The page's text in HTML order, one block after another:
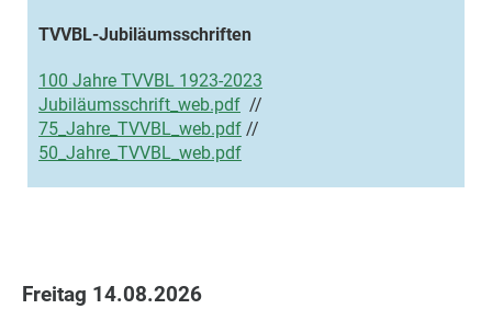
TVVBL-Jubiläumsschriften
100 Jahre TVVBL 1923-2023
Jubiläumsschrift_web.pdf //
75_Jahre_TVVBL_web.pdf //
50_Jahre_TVVBL_web.pdf
Freitag 14.08.2026